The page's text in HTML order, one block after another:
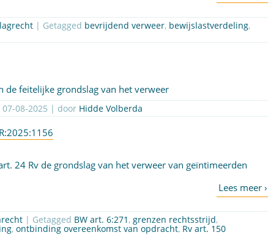
| Getagged bevrijdend verweer, bewijslastverdeling,
de feitelijke grondslag van het verweer
07-08-2025 | door Hidde Volberda
24 Rv de grondslag van het verweer van geïntimeerden
| Getagged BW art. 6:271 ,grenzen rechtsstrijd,
,ontbinding overeenkomst van opdracht, Rv art. 150